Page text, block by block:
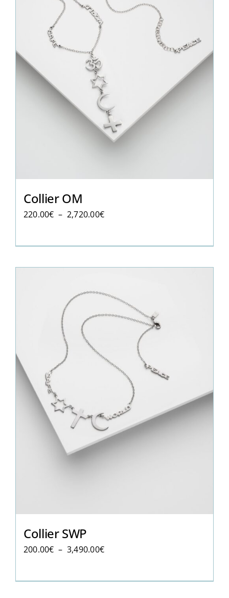
Collier OM
220.00€ – 2,720.00€Plage
à
Collier SWP
200.00€ – 3,490.00€Plage